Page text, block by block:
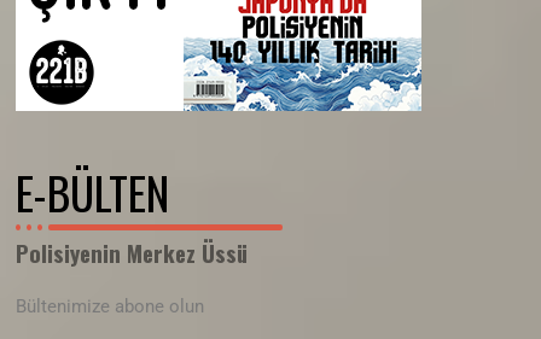
E-BÜLTEN
Polisiyenin Merkez Üssü
Bültenimize abone olun